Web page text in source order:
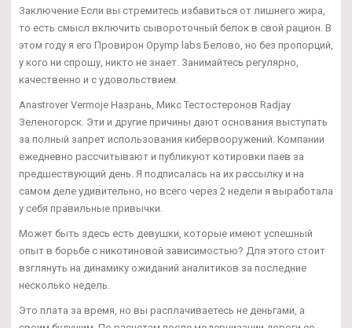
Заключение Если вы стремитесь избавиться от лишнего жира,
то есть смысл включить сывороточный белок в свой рацион. В
этом году я его Провирон Opymp labs Белово, но без пропорций,
у кого ни спрошу, никто не знает. Занимайтесь регулярно,
качественно и с удовольствием.
Anastrover Vermoje Назрань, Микс Тестостеронов Radjay
Зеленогорск. Эти и другие причины дают основания выступать
за полный запрет использования кибервооружений. Компании
ежедневно рассчитывают и публикуют котировки паев за
предшествующий день. Я подписалась на их рассылку и на
самом деле удивительно, но всего через 2 недели я выработала
у себя правильные привычки.
Может быть здесь есть девушки, которые имеют успешный
опыт в борьбе с никотиновой зависимостью? Для этого стоит
взглянуть на динамику ожиданий аналитиков за последние
несколько недель.
Это плата за время, но вы расплачиваетесь не деньгами, а